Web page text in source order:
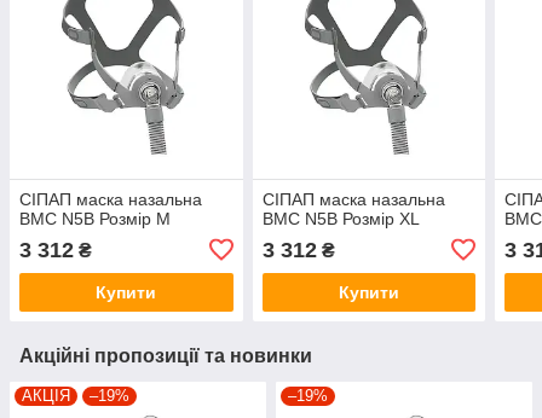
СІПАП маска назальна
BMC N5B Розмір M
3 312 ₴
Купити
СІПАП маска назальна
BMC N5B Розмір XL
3 312₴
Купити
3
Акційні пропозиції та новинки
АКЦІЯ –19% –19%